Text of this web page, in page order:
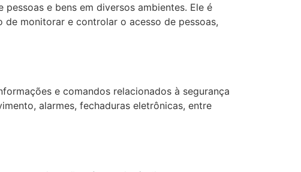
e bens em diversos ambientes. Ele é
monitorar e controlar o acesso de pessoas,
e comandos relacionados à segurança
alarmes, fechaduras eletrônicas, entre